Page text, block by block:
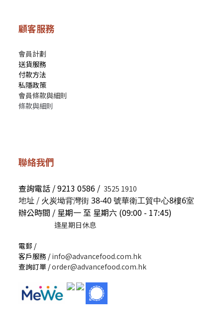
顧客服務
會員計劃
送貨服務
付款方法
私隱政策
會員條款與細則
條款與細則
聯絡我們
查詢電話 / 9213 0586 / 3525 1910
地址 / 火炭坳背灣街 38-40 號華衛工貿中心8樓6室
辦公時間 / 星期一 至 星期六 (09:00 - 17:45)
逢星期日休息
電郵 /
客戶服務 /info@advancefood.com.hk
查詢訂單 /order@advancefood.com.hk